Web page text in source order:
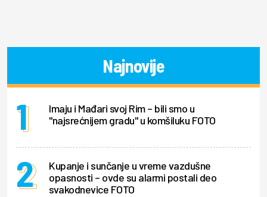
Najnovije
Imaju i Mađari svoj Rim – bili smo u
"najsrećnijem gradu" u komšiluku FOTO
Kupanje i sunčanje u vreme vazdušne
opasnosti – ovde su alarmi postali deo
svakodnevice FOTO